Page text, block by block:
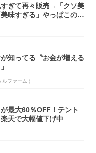
ぎて再々販売→「クソ美
味すぎる」やっぱこのク
が知ってる〝お金が増える
ルファーム )
最大60％OFF！テント
天で大幅値下げ中